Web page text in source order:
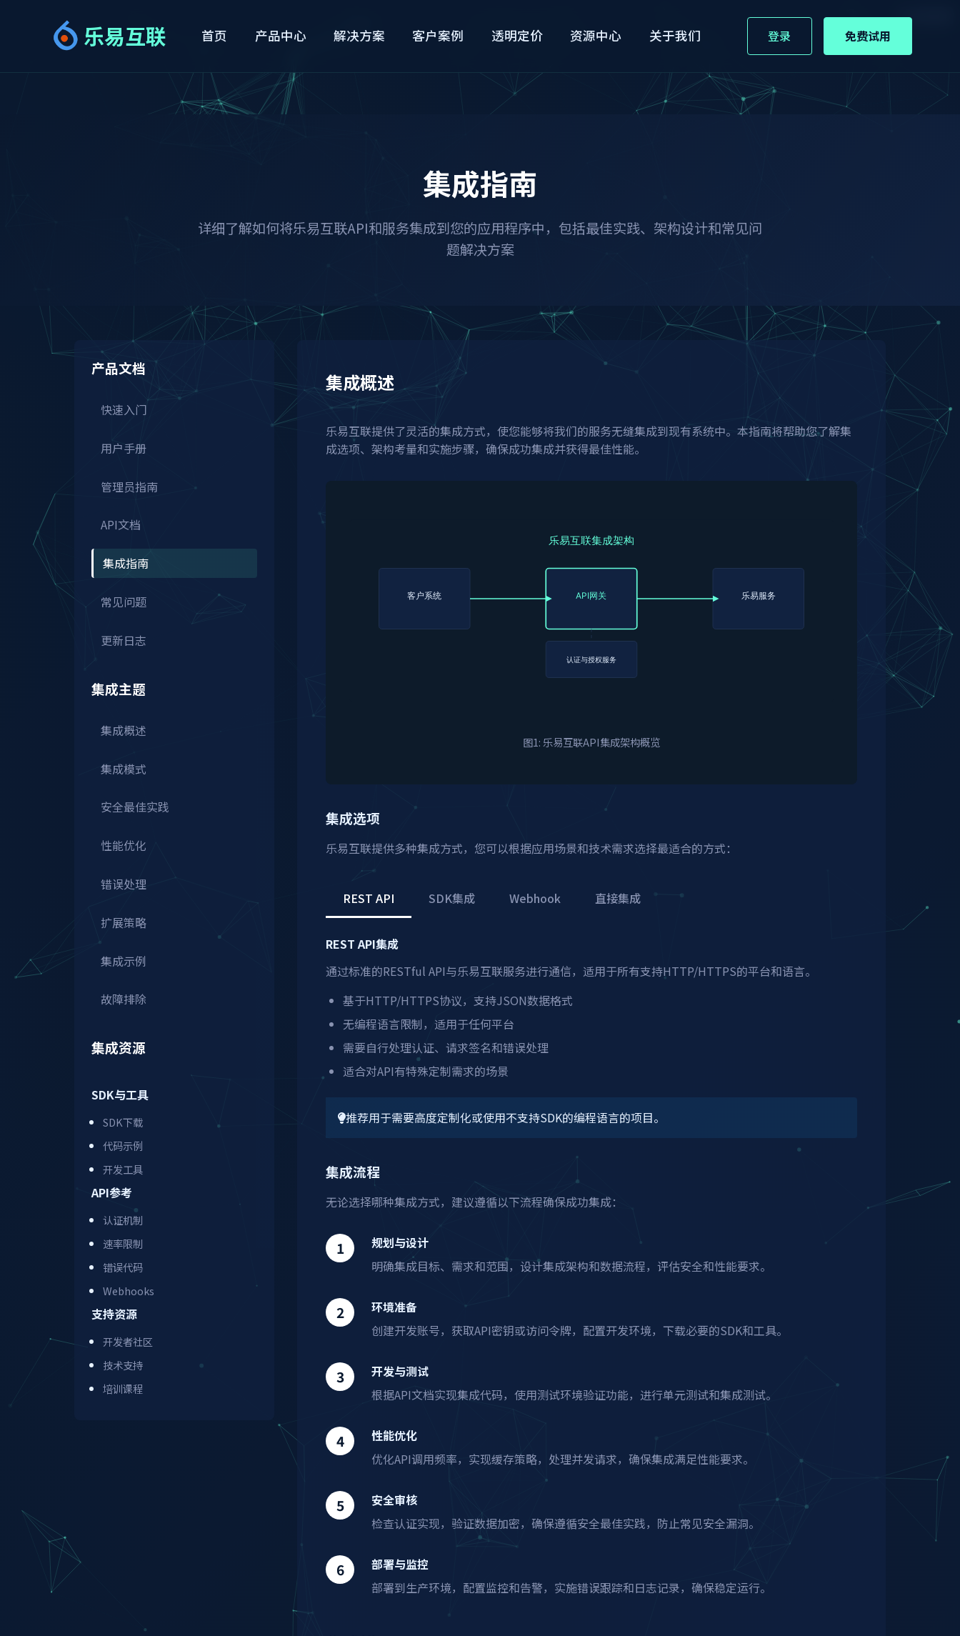
乐易互联 首页 产品中心 解决方案 客户案例 透明定价 资源中心 关于我们 登录 免费试用
集成指南
详细了解如何将乐易互联API和服务集成到您的应用程序中，包括最佳实践、架构设计和常见问
题解决方案
产品文档
快速入门
用户手册
管理员指南
API文档
集成指南
常见问题
更新日志
集成主题
集成概述
集成模式
安全最佳实践
性能优化
错误处理
扩展策略
集成示例
故障排除
集成资源
SDK与工具
SDK下载
代码示例
开发工具
API参考
认证机制
速率限制
错误代码
Webhooks
支持资源
开发者社区
技术支持
培训课程
集成概述
乐易互联提供了灵活的集成方式，使您能够将我们的服务无缝集成到现有系统中。本指南将帮助您了解集
成选项、架构考量和实施步骤，确保成功集成并获得最佳性能。
乐易互联集成架构
客户系统 API网关 乐易服务
认证与授权服务
图1: 乐易互联API集成架构概览
集成选项
乐易互联提供多种集成方式，您可以根据应用场景和技术需求选择最适合的方式：
REST API SDK集成 Webhook 直接集成
REST API集成
通过标准的RESTful API与乐易互联服务进行通信，适用于所有支持HTTP/HTTPS的平台和语言。
基于HTTP/HTTPS协议，支持JSON数据格式
无编程语言限制，适用于任何平台
需要自行处理认证、请求签名和错误处理
适合对API有特殊定制需求的场景
推荐用于需要高度定制化或使用不支持SDK的编程语言的项目。
集成流程
无论选择哪种集成方式，建议遵循以下流程确保成功集成：
规划与设计
明确集成目标、需求和范围，设计集成架构和数据流程，评估安全和性能要求。
环境准备
创建开发账号，获取API密钥或访问令牌，配置开发环境，下载必要的SDK和工具。
开发与测试
根据API文档实现集成代码，使用测试环境验证功能，进行单元测试和集成测试。
性能优化
优化API调用频率，实现缓存策略，处理并发请求，确保集成满足性能要求。
安全审核
检查认证实现，验证数据加密，确保遵循安全最佳实践，防止常见安全漏洞。
部署与监控
部署到生产环境，配置监控和告警，实施错误跟踪和日志记录，确保稳定运行。
JavaScript